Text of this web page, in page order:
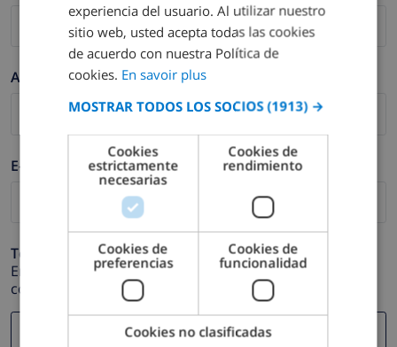
Apellidos *
E-mail *
Teléfono *
En caso de que su dirección de e-mail no funcione
correctamente.
DUTCH
FRENCH
GERMAN
CATALAN
ITALIAN
DANISH
experiencia del usuario. Al utilizar nuestro
sitio web, usted acepta todas las cookies
de acuerdo con nuestra Política de
cookies. En savoir plus
MOSTRAR TODOS LOS SOCIOS (1913) →
Cookies
estrictamente
necesarias
Cookies de
rendimiento
Cookies de
preferencias
Cookies de
funcionalidad
Cookies no clasificadas